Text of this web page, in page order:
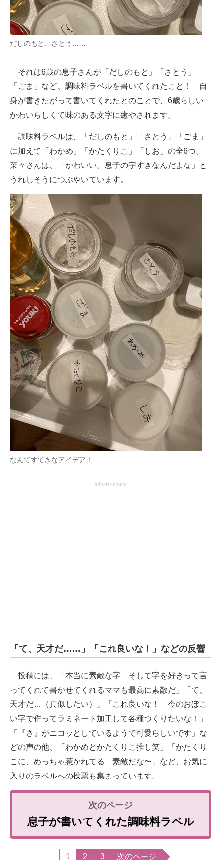
だしのもと、さとう……
それは6歳の息子さんが「だしのもと」「さとう」
「ごま」など、調味料ラベルを書いてくれたこと！ 自
身が書きたがって書いてくれたとのことで、6歳らしい
かわいらしくて味のある文字に癒やされます。
調味料ラベルは、「だしのもと」「さとう」「ごま」
に加えて「わかめ」「かたくりこ」「しお」の全6つ。
菜々さんは、「かわいい。息子の字すきなんだよな」と
うれしそうにつぶやいています。
なんてすてきなアイデア！
advertisement
「て、天才だ……」「これ良いな！」などの反響
投稿には、「本当に素敵な字 そして字を好きって言
ってくれて書かせてくれるママも最高に素敵だ」「て、
天才だ…（真似したい）」「これ良いな！ 今のおぼこ
い字で作ってラミネート加工して各種つくりたいな！」
「『さ』がニコッとしているようで可愛らしいです」な
どの声の他、「わかめとかたくりこ推し笑」「かたくり
こに、めっちゃ惹かれてる 素敵だな〜」など、お気に
入りのラベルへの投票も集まっています。
息子が書いてくれた調味料ラベル
1 2 3 次のページ